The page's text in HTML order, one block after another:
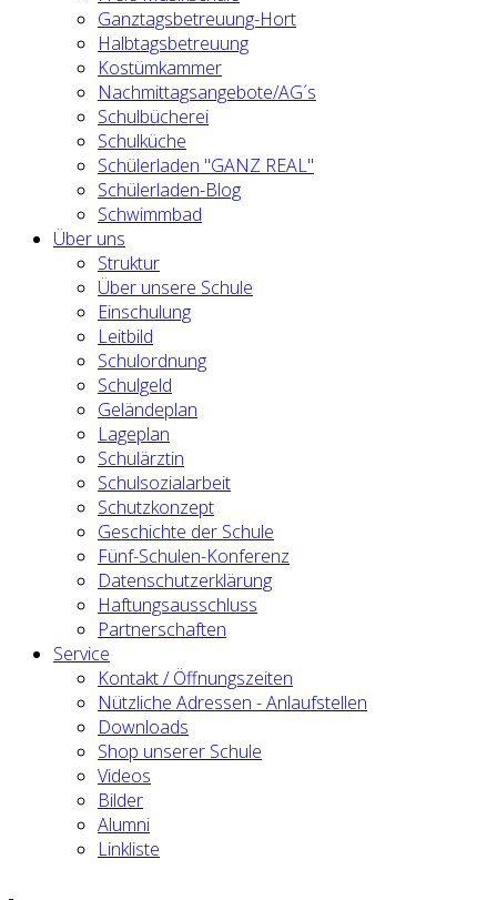
Ganztagsbetreuung-Hort
Halbtagsbetreuung
Kostümkammer
Nachmittagsangebote/AG´s
Schulbücherei
Schulküche
Schülerladen "GANZ REAL"
Schülerladen-Blog
Schwimmbad
Über uns
Struktur
Über unsere Schule
Einschulung
Leitbild
Schulordnung
Schulgeld
Geländeplan
Lageplan
Schulärztin
Schulsozialarbeit
Schutzkonzept
Geschichte der Schule
Fünf-Schulen-Konferenz
Datenschutzerklärung
Haftungsausschluss
Partnerschaften
Service
Kontakt / Öffnungszeiten
Nützliche Adressen - Anlaufstellen
Downloads
Shop unserer Schule
Videos
Bilder
Alumni
Linkliste